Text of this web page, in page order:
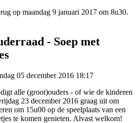
op maandag 9 januari 2017 om 8u30.
- Soep met
05 december 2016 18:17
alle (groot)ouders - of wie de kinderen
23 december 2016 graag uit om
om 15u00 op de speelplaats van een
te komen genieten. Alvast welkom!